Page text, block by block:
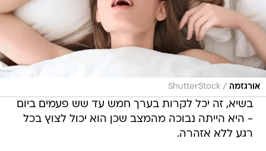
אורגזמה /
ShutterStock
בשיא, זה יכל לקרות בערך חמש עד שש פעמים ביום
- היא הייתה נבוכה מהמצב שכן הוא יכול לצוץ בכל
רגע ללא אזהרה.